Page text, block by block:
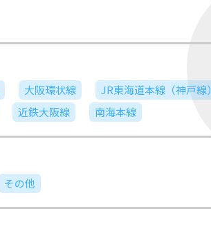
大阪環状線 JR東海道本線（神戸線）
近鉄大阪線 南海本線
その他